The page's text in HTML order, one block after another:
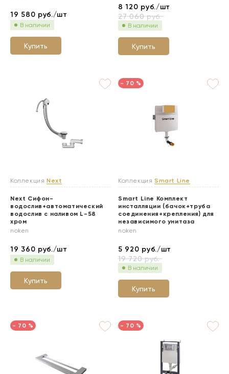
19 580 руб./шт
В наличии
Купить
8 120 руб./шт
27 060руб.
В наличии
Купить
Коллекция Next
Next Сифон-
водослив+автоматический
водослив с наливом L-58
хром
noken
19 360 руб./шт
В наличии
Купить
- 70 %
Коллекция Smart Line
Smart Line Комплект
инсталляции (бачок+труба
соединения+крепления) для
независимого унитаза
noken
5 920 руб./шт
19 720руб.
В наличии
Купить
- 70 % - 70 %